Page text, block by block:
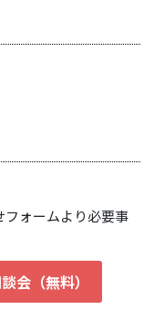
ォームより必要事
会（無料）